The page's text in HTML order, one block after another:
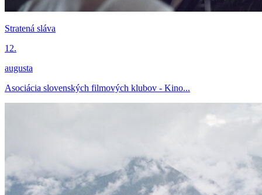
Stratená sláva
12.
augusta
Asociácia slovenských filmových klubov - Kino...